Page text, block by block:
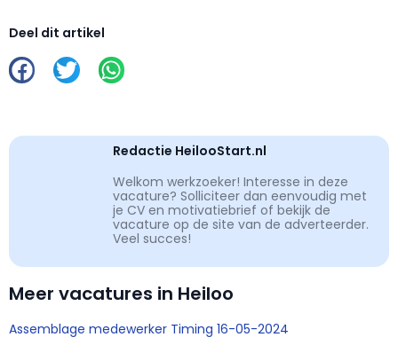
Deel dit artikel
Redactie HeilooStart.nl
Welkom werkzoeker! Interesse in deze
vacature? Solliciteer dan eenvoudig met
je CV en motivatiebrief of bekijk de
vacature op de site van de adverteerder.
Veel succes!
Meer vacatures in Heiloo
Assemblage medewerker Timing 16-05-2024